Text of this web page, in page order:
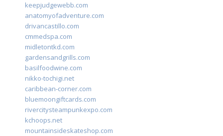
keepjudgewebb.com
anatomyofadventure.com
drivancastillo.com
cmmedspa.com
midletontkd.com
gardensandgrills.com
basilfoodwine.com
nikko-tochigi.net
caribbean-corner.com
bluemoongiftcards.com
rivercitysteampunkexpo.com
kchoops.net
mountainsideskateshop.com